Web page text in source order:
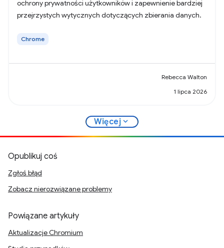
ochrony prywatności użytkowników i zapewnienie bardziej
przejrzystych wytycznych dotyczących zbierania danych.
Chrome
Rebecca Walton
1 lipca 2026
Więcej expand_more
Opublikuj coś
Zgłoś błąd
Zobacz nierozwiązane problemy
Powiązane artykuły
Aktualizacje Chromium